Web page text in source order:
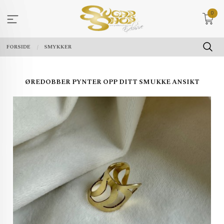
innholdet
0
FORSIDE SMYKKER
ØREDOBBER PYNTER OPP DITT SMUKKE ANSIKT